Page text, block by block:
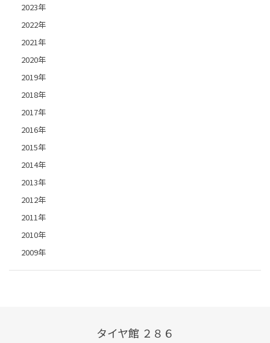
2023年
2022年
2021年
2020年
2019年
2018年
2017年
2016年
2015年
2014年
2013年
2012年
2011年
2010年
2009年
タイヤ館 ２８６